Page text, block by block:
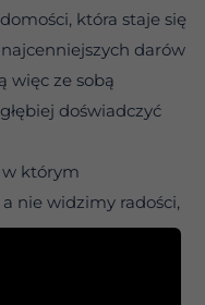
która staje się
darów
więc ze sobą
doświadczyć
którym
nie widzimy radości,
było
przez życie,